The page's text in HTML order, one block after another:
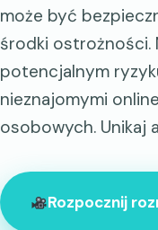
może być
środki ostrożności.
potencjalnym
nieznajomymi
osobowych. Unikaj
Rozpocznij